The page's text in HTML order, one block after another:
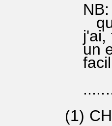
NB:
que
j'ai,
un
(1)